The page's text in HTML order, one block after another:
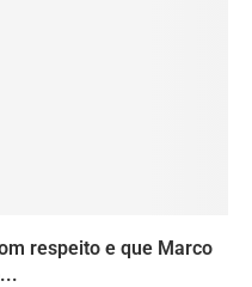
respeito e que Marco